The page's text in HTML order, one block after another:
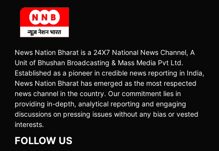
News Nation Bharat is a 24X7 National News Channel, A
Unit of Bhushan Broadcasting & Mass Media Pvt Ltd.
Established as a pioneer in credible news reporting in India,
News Nation Bharat has emerged as the most respected
news channel in the country. Our commitment lies in
providing in-depth, analytical reporting and engaging
discussions on pressing issues without any bias or vested
interests.
FOLLOW US